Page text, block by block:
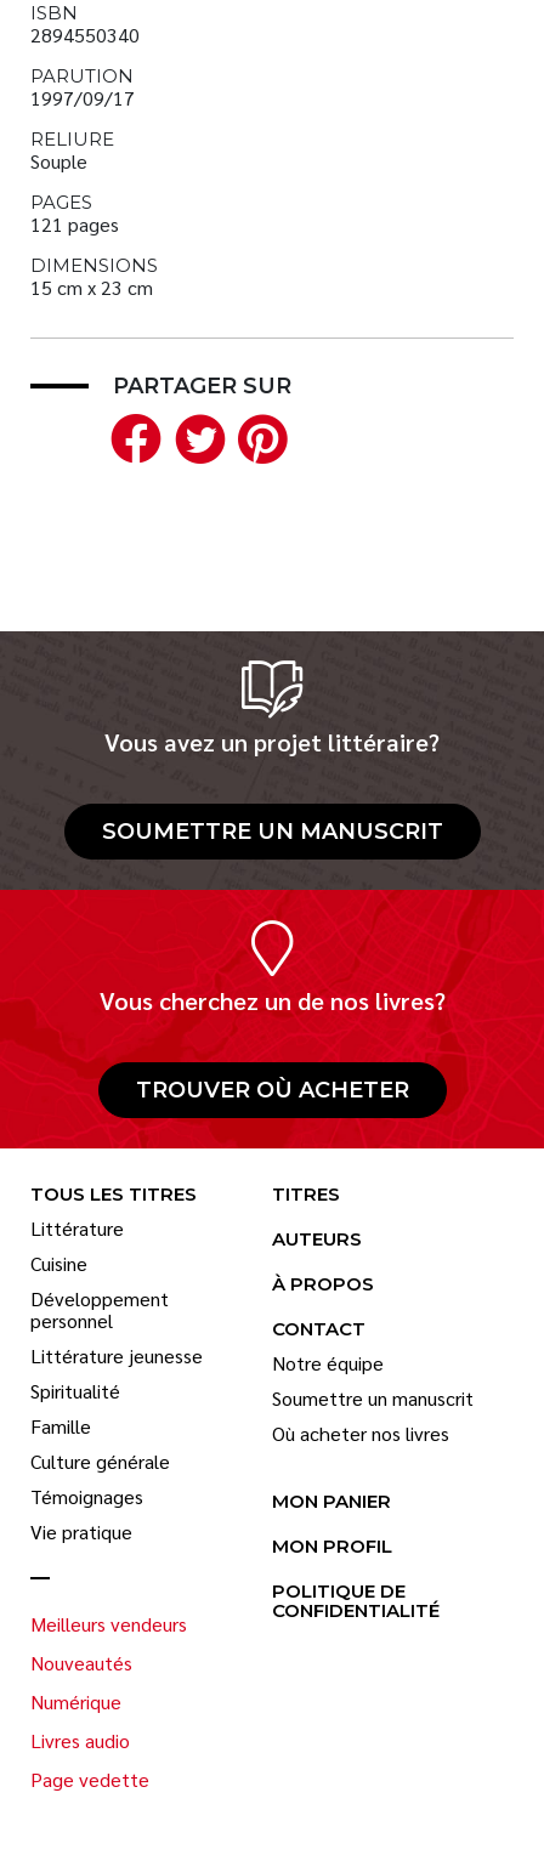
ISBN
2894550340
PARUTION
1997/09/17
RELIURE
Souple
PAGES
121 pages
DIMENSIONS
15 cm x 23 cm
PARTAGER SUR
Facebook
Twitter
Vous avez un projet littéraire?
SOUMETTRE UN MANUSCRIT
Vous cherchez un de nos livres?
TROUVER OÙ ACHETER
TOUS LES TITRES
Littérature
Cuisine
Développement
personnel
Littérature jeunesse
Spiritualité
Famille
Culture générale
Témoignages
Vie pratique
Meilleurs vendeurs
Nouveautés
Numérique
Livres audio
Page vedette
TITRES
AUTEURS
À PROPOS
CONTACT
Notre équipe
Soumettre un manuscrit
Où acheter nos livres
MON PANIER
MON PROFIL
POLITIQUE DE
CONFIDENTIALITÉ